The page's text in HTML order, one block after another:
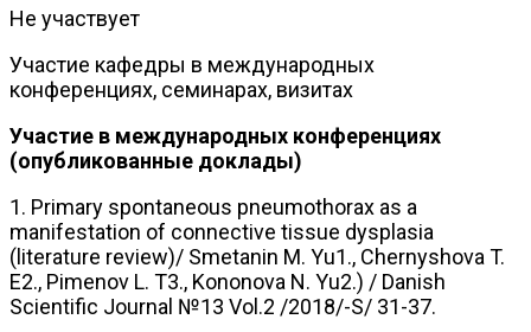
Не участвует
Участие кафедры в международных
конференциях, семинарах, визитах
Участие в международных конференциях
(опубликованные доклады)
1. Primary spontaneous pneumothorax as a
manifestation of connective tissue dysplasia
(literature review)/ Smetanin M. Yu1., Chernyshova T.
E2., Pimenov L. T3., Kononova N. Yu2.) / Danish
Scientific Journal №13 Vol.2 /2018/-S/ 31-37.